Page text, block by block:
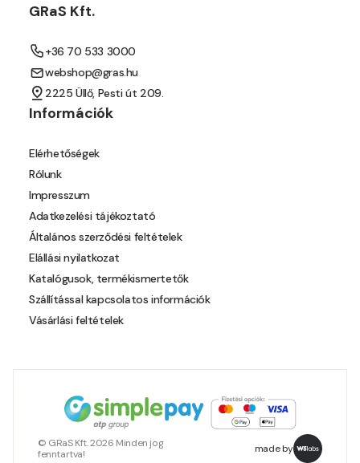
GRaS Kft.
+36 70 533 3000
webshop@gras.hu
2225 Üllő, Pesti út 209.
Információk
Elérhetőségek
Rólunk
Impresszum
Adatkezelési tájékoztató
Általános szerződési feltételek
Elállási nyilatkozat
Katalógusok, termékismertetők
Szállítással kapcsolatos információk
Vásárlási feltételek
© GRaS Kft. 2026 Minden jog
fenntartva!
made by